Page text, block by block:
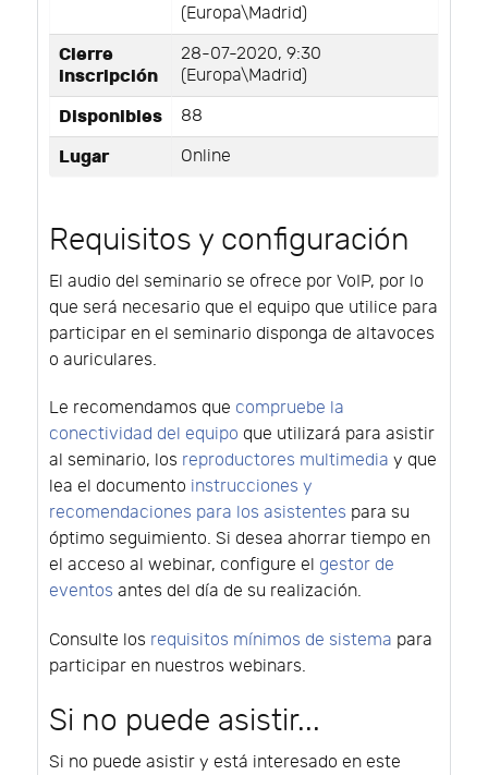
(Europa\Madrid)
Cierre
inscripción
28-07-2020, 9:30
(Europa\Madrid)
Disponibles 88
Lugar Online
Requisitos y configuración
El audio del seminario se ofrece por VoIP, por lo
que será necesario que el equipo que utilice para
participar en el seminario disponga de altavoces
o auriculares.
Le recomendamos que compruebe la
conectividad del equipo que utilizará para asistir
al seminario, los reproductores multimedia y que
lea el documento instrucciones y
recomendaciones para los asistentes para su
óptimo seguimiento. Si desea ahorrar tiempo en
el acceso al webinar, configure el gestor de
eventos antes del día de su realización.
Consulte los requisitos mínimos de sistema para
participar en nuestros webinars.
Si no puede asistir...
Si no puede asistir y está interesado en este